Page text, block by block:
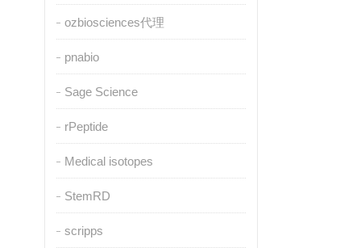
ozbiosciences代理
pnabio
Sage Science
rPeptide
Medical isotopes
StemRD
scripps